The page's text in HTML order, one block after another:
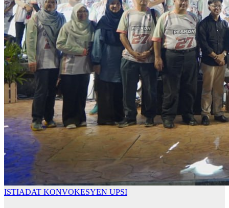
ISTIADAT KONVOKESYEN UPSI